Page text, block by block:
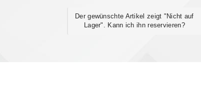
Der gewünschte Artikel zeigt "Nicht auf
Lager". Kann ich ihn reservieren?